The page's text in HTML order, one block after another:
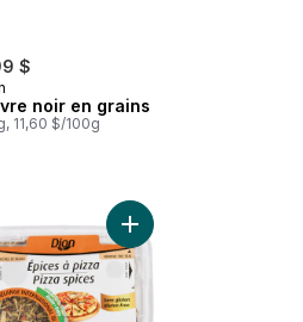
$
noir en grains
11,60 $/100g
de céleri au panierAjouter Épices à